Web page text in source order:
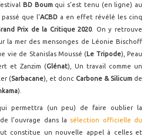
BD Boum qui s'est tenu (en ligne) au
que l'ACBD a en effet révélé les cinq
Prix de la Critique 2020. On y retrouve
la mer des mensonges de Léonie Bischoff
vie de Stanislas Moussé (Le Tripode), Peau
et Zanzim (Glénat), Un travail comme un
(Sarbacane), et donc Carbone & Silicum de
).
permettra (un peu) de faire oublier la
l'ouvrage dans la sélection officielle du
constitue un nouvelle appel à celles et